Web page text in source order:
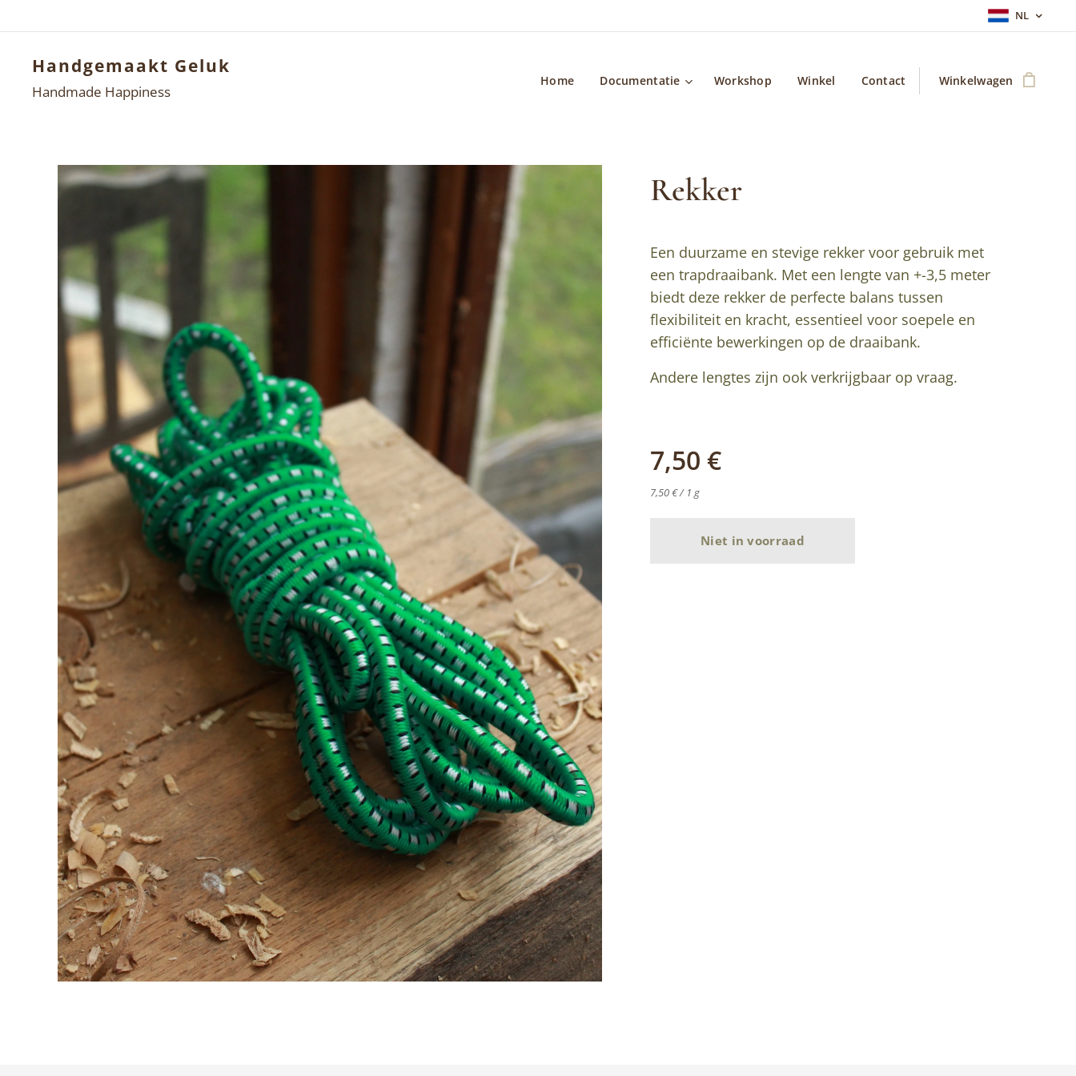
NL
Handgemaakt Geluk
Handmade Happiness
Home Documentatie Workshop Winkel Contact Winkelwagen
Rekker
Een duurzame en stevige rekker voor gebruik met
een trapdraaibank. Met een lengte van +-3,5 meter
biedt deze rekker de perfecte balans tussen
flexibiliteit en kracht, essentieel voor soepele en
efficiënte bewerkingen op de draaibank.
Andere lengtes zijn ook verkrijgbaar op vraag.
7,50 €
7,50 € / 1 g
Niet in voorraad